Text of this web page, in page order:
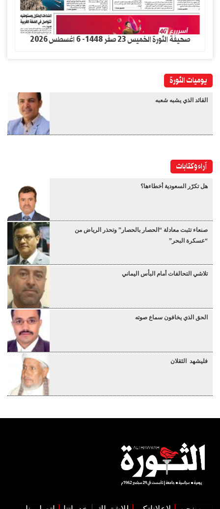
صحيفة الثورة الخميس 23 صفر 1448- 6 اغسطس 2026
يوميات الثورة
القائد الذي يشبه شعبه
آراء وكتابات
هل تكرّر السعودية أخطاءها؟
صنعاء تثبت معادلة “الحصار بالحصار” وتحذر الرياض من
“عسكرة البحر”
تلاشي التحالفات أمام البأس اليماني
الحق الذي يخافون سماع صوته
فليشهد الثقلان